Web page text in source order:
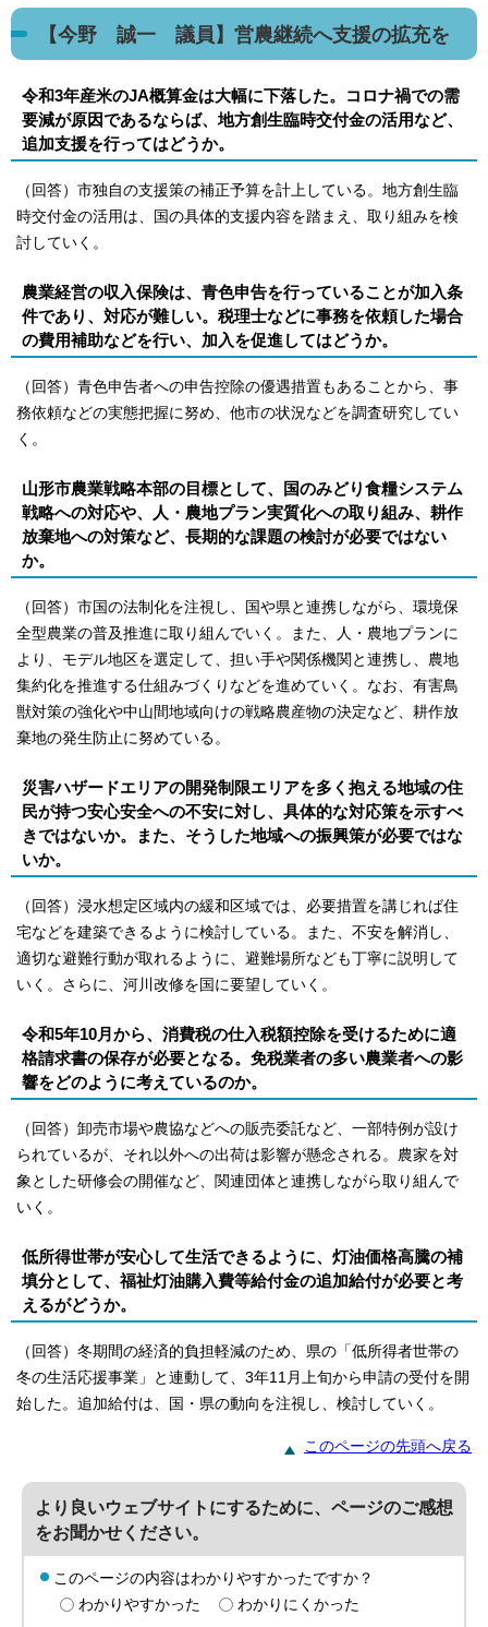
【今野 誠一 議員】営農継続へ支援の拡充を
令和3年産米のJA概算金は大幅に下落した。コロナ禍での需
要減が原因であるならば、地方創生臨時交付金の活用など、
追加支援を行ってはどうか。
（回答）市独自の支援策の補正予算を計上している。地方創生臨
時交付金の活用は、国の具体的支援内容を踏まえ、取り組みを検
討していく。
農業経営の収入保険は、青色申告を行っていることが加入条
件であり、対応が難しい。税理士などに事務を依頼した場合
の費用補助などを行い、加入を促進してはどうか。
（回答）青色申告者への申告控除の優遇措置もあることから、事
務依頼などの実態把握に努め、他市の状況などを調査研究してい
く。
山形市農業戦略本部の目標として、国のみどり食糧システム
戦略への対応や、人・農地プラン実質化への取り組み、耕作
放棄地への対策など、長期的な課題の検討が必要ではない
か。
（回答）市国の法制化を注視し、国や県と連携しながら、環境保
全型農業の普及推進に取り組んでいく。また、人・農地プランに
より、モデル地区を選定して、担い手や関係機関と連携し、農地
集約化を推進する仕組みづくりなどを進めていく。なお、有害鳥
獣対策の強化や中山間地域向けの戦略農産物の決定など、耕作放
棄地の発生防止に努めている。
災害ハザードエリアの開発制限エリアを多く抱える地域の住
民が持つ安心安全への不安に対し、具体的な対応策を示すべ
きではないか。また、そうした地域への振興策が必要ではな
いか。
（回答）浸水想定区域内の緩和区域では、必要措置を講じれば住
宅などを建築できるように検討している。また、不安を解消し、
適切な避難行動が取れるように、避難場所なども丁寧に説明して
いく。さらに、河川改修を国に要望していく。
令和5年10月から、消費税の仕入税額控除を受けるために適
格請求書の保存が必要となる。免税業者の多い農業者への影
響をどのように考えているのか。
（回答）卸売市場や農協などへの販売委託など、一部特例が設け
られているが、それ以外への出荷は影響が懸念される。農家を対
象とした研修会の開催など、関連団体と連携しながら取り組んで
いく。
低所得世帯が安心して生活できるように、灯油価格高騰の補
填分として、福祉灯油購入費等給付金の追加給付が必要と考
えるがどうか。
（回答）冬期間の経済的負担軽減のため、県の「低所得者世帯の
冬の生活応援事業」と連動して、3年11月上旬から申請の受付を開
始した。追加給付は、国・県の動向を注視し、検討していく。
このページの先頭へ戻る
より良いウェブサイトにするために、ページのご感想
をお聞かせください。
このページの内容はわかりやすかったですか？
わかりやすかった
わかりにくかった